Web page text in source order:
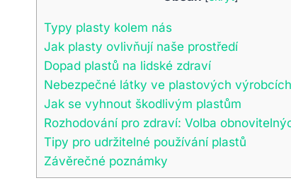
Typy plasty kolem nás
Jak plasty ovlivňují naše prostředí
Dopad plastů na lidské zdraví
Nebezpečné látky ve plastových výrobcích
Jak se vyhnout škodlivým plastům
Rozhodování pro zdraví: Volba
Tipy pro udržitelné používání plastů
Závěrečné poznámky